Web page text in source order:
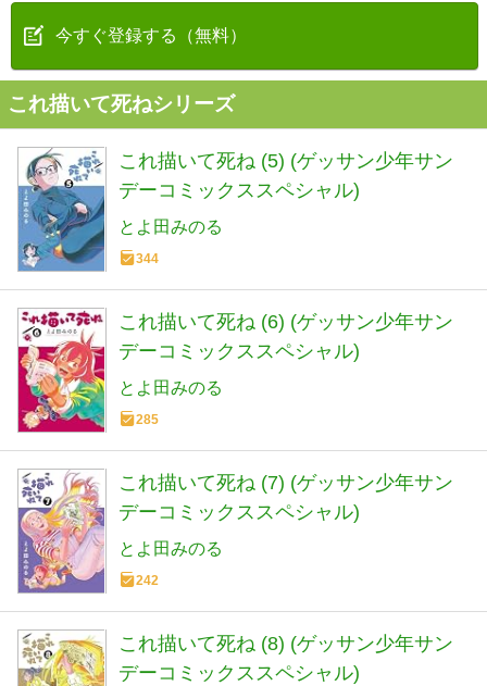
今すぐ登録する（無料）
これ描いて死ねシリーズ
これ描いて死ね (5) (ゲッサン少年サン
デーコミックススペシャル)
とよ田みのる
344
これ描いて死ね (6) (ゲッサン少年サン
デーコミックススペシャル)
とよ田みのる
285
これ描いて死ね (7) (ゲッサン少年サン
デーコミックススペシャル)
とよ田みのる
242
これ描いて死ね (8) (ゲッサン少年サン
デーコミックススペシャル)